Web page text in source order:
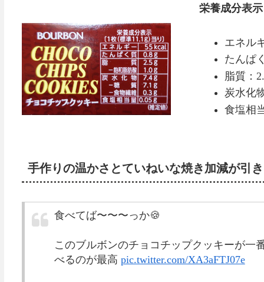
栄養成分表
エネル
たんぱ
脂質：
炭水化
食塩相
手作りの温かさとていねいな焼き加減が引
食べてば〜〜〜っか🍪
このブルボンのチョコチップクッキーが一
べるのが最高 pic.twitter.com/XA3aFTJ07e